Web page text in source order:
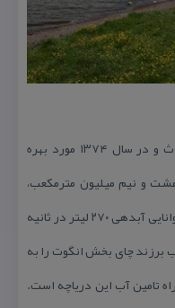
این دریاچه در سال ۱۳۶۹ شروع به احداث و در سال ۱۳۷۴ مورد بهره
و نیم میلیون مترمكعب،
ارتفاع سد ۲۵ متر، طول تاج سد ۹۳۰ متر، توانایی آبدهی ۲۷۰ لیتر در ثانیه
برزند چای بخش انگوت را به
تامین آب این دریاچه است.